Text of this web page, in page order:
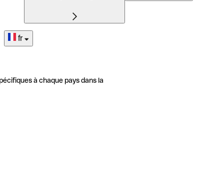
fr
à chaque pays dans la